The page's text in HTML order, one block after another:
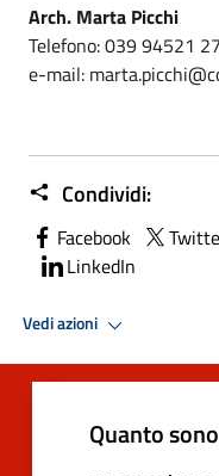
Arch. Marta Picchi
Telefono: 039 94521 27
e-mail:
Condividi:
Facebook
LinkedIn
Vedi azioni
Quanto